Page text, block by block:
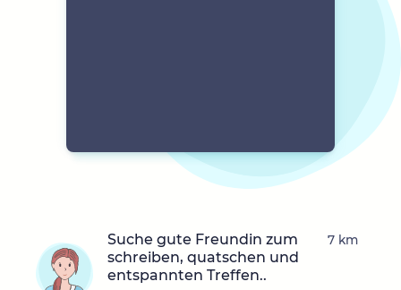
Suche gute Freundin zum
schreiben, quatschen und
entspannten Treffen..
7 km